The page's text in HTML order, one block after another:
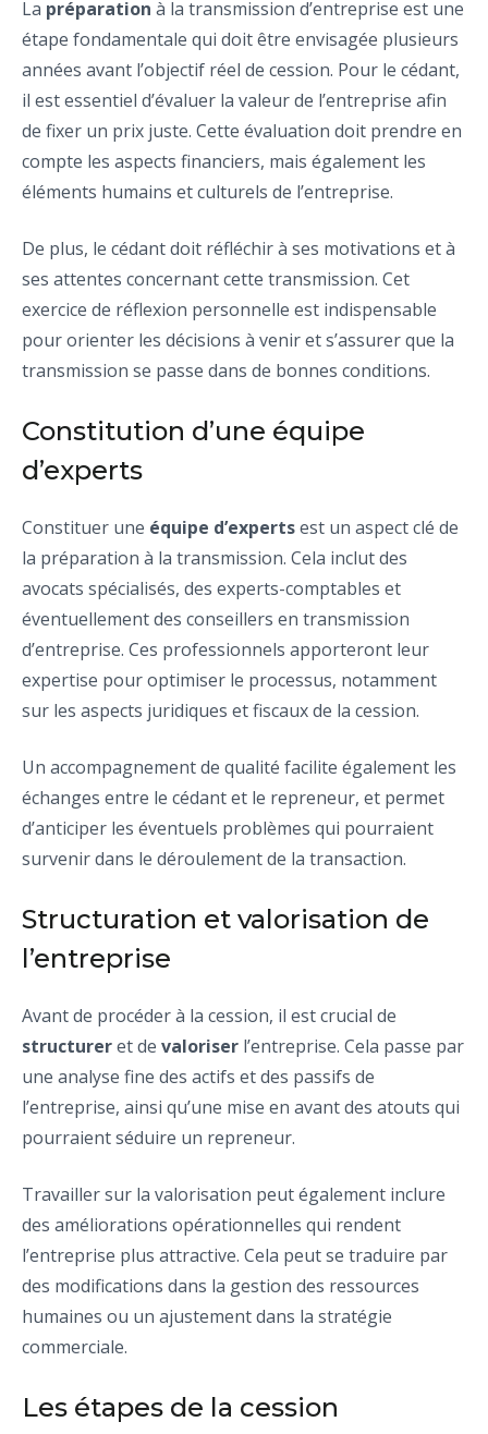
La préparation à la transmission d’entreprise est une
étape fondamentale qui doit être envisagée plusieurs
années avant l’objectif réel de cession. Pour le cédant,
il est essentiel d’évaluer la valeur de l’entreprise afin
de fixer un prix juste. Cette évaluation doit prendre en
compte les aspects financiers, mais également les
éléments humains et culturels de l’entreprise.
De plus, le cédant doit réfléchir à ses motivations et à
ses attentes concernant cette transmission. Cet
exercice de réflexion personnelle est indispensable
pour orienter les décisions à venir et s’assurer que la
transmission se passe dans de bonnes conditions.
Constitution d’une équipe
d’experts
Constituer une équipe d’expertsest un aspect clé de
la préparation à la transmission. Cela inclut des
avocats spécialisés, des experts-comptables et
éventuellement des conseillers en transmission
d’entreprise. Ces professionnels apporteront leur
expertise pour optimiser le processus, notamment
sur les aspects juridiques et fiscaux de la cession.
Un accompagnement de qualité facilite également les
échanges entre le cédant et le repreneur, et permet
d’anticiper les éventuels problèmes qui pourraient
survenir dans le déroulement de la transaction.
Structuration et valorisation de
l’entreprise
Avant de procéder à la cession, il est crucial de
structureret de valoriser l’entreprise. Cela passe par
une analyse fine des actifs et des passifs de
l’entreprise, ainsi qu’une mise en avant des atouts qui
pourraient séduire un repreneur.
Travailler sur la valorisation peut également inclure
des améliorations opérationnelles qui rendent
l’entreprise plus attractive. Cela peut se traduire par
des modifications dans la gestion des ressources
humaines ou un ajustement dans la stratégie
commerciale.
Les étapes de la cession